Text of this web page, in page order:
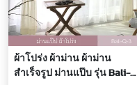
ผ้าโปร่ง ผ้าม่าน ผ้าม่าน
สำเร็จรูป ม่านแป๊บ รุ่น Bali-Q